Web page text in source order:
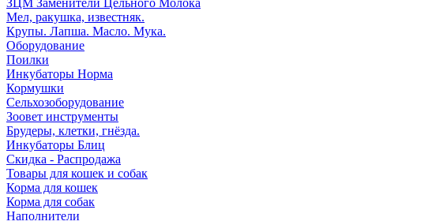
ЗЦМ Заменители Цельного Молока
Мел, ракушка, известняк.
Крупы. Лапша. Масло. Мука.
Оборудование
Поилки
Инкубаторы Норма
Кормушки
Сельхозоборудование
Зоовет инструменты
Брудеры, клетки, гнёзда.
Инкубаторы Блиц
Скидка - Распродажа
Товары для кошек и собак
Корма для кошек
Корма для собак
Наполнители